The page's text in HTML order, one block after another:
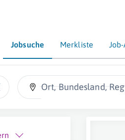
Jobsuche Merkliste
Ort, Bundesland,